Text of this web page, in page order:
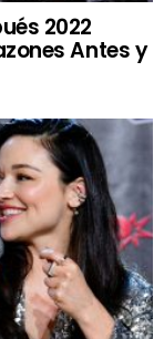
2022
Antes y